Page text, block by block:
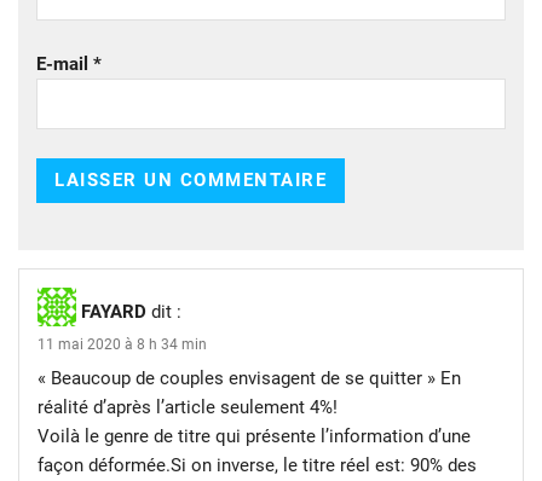
E-mail *
FAYARD dit :
11 mai 2020 à 8 h 34 min
« Beaucoup de couples envisagent de se quitter » En
réalité d’après l’article seulement 4%!
Voilà le genre de titre qui présente l’information d’une
façon déformée.Si on inverse, le titre réel est: 90% des